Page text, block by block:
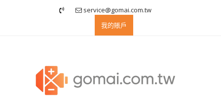
service@gomai.com.tw
我的賬戶